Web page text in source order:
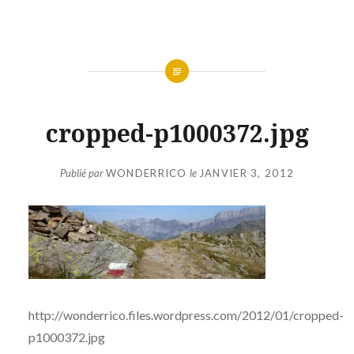
cropped-p1000372.jpg
Publié parWONDERRICO le JANVIER 3, 2012
http://wonderrico.files.wordpress.com/2012/01/cropped-
p1000372.jpg